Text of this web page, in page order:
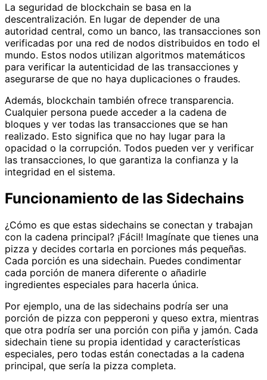
La seguridad de blockchain se basa en la
descentralización. En lugar de depender de una
autoridad central, como un banco, las transacciones son
verificadas por una red de nodos distribuidos en todo el
mundo. Estos nodos utilizan algoritmos matemáticos
para verificar la autenticidad de las transacciones y
asegurarse de que no haya duplicaciones o fraudes.
Además, blockchain también ofrece transparencia.
Cualquier persona puede acceder a la cadena de
bloques y ver todas las transacciones que se han
realizado. Esto significa que no hay lugar para la
opacidad o la corrupción. Todos pueden ver y verificar
las transacciones, lo que garantiza la confianza y la
integridad en el sistema.
Funcionamiento de las Sidechains
¿Cómo es que estas sidechains se conectan y trabajan
con la cadena principal? ¡Fácil! Imagínate que tienes una
pizza y decides cortarla en porciones más pequeñas.
Cada porción es una sidechain. Puedes condimentar
cada porción de manera diferente o añadirle
ingredientes especiales para hacerla única.
Por ejemplo, una de las sidechains podría ser una
porción de pizza con pepperoni y queso extra, mientras
que otra podría ser una porción con piña y jamón. Cada
sidechain tiene su propia identidad y características
especiales, pero todas están conectadas a la cadena
principal, que sería la pizza completa.